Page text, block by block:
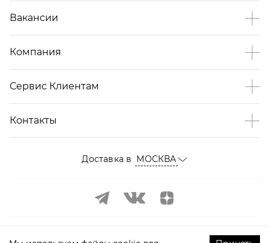
Вакансии
Компания
Сервис Клиентам
Контакты
Доставка в МОСКВА